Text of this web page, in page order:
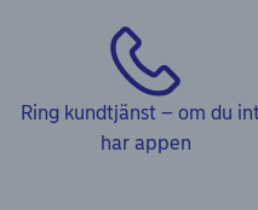
Ring kundtjänst – om du
har appen